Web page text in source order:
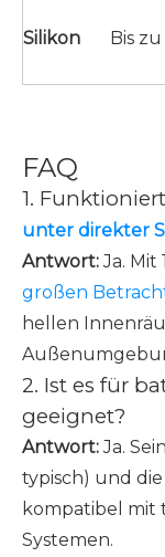
Silikon Bis
FAQ
1.
unter direkter
Antwort:Ja.
großen
hellen
2. Ist es für
geeignet?
Antwort:Ja.
typisch) und
kompatibel mit
Systemen.